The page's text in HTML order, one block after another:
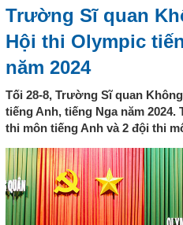
Trường Sĩ quan
Hội thi Olympic
năm 2024
Tối 28-8, Trường Sĩ quan
tiếng Anh, tiếng Nga năm
thi môn tiếng Anh và 2 đội thi